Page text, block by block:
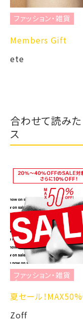
ファッション・雑貨
Members Gift
ete
合わせて読みた
ス
ファッション・雑貨
夏セール！
Zoff